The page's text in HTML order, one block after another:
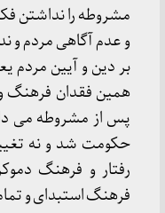
مشروطه را نداشتن
و عدم آگاهی مردم و
بر دین و آیین مردم
همین فقدان فرهنگ و
پس از مشروطه می
حکومت شد و نه
رفتار و فرهنگ
فرهنگ استبدای و